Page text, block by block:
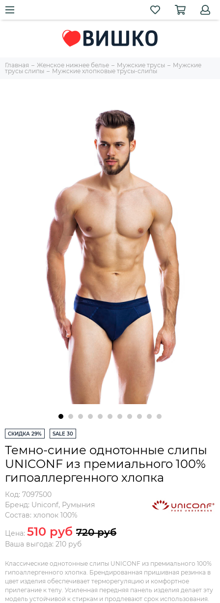
Главная Женское нижнее белье Мужские трусы
Мужские
трусы слипы
Мужские хлопковые трусы-слипы
СКИДКА 29% SALE 30
Темно-синие однотонные слипы
UNICONF из премиального 100%
гипоаллергенного хлопка
Код: 7097500
Бренд: Uniconf, Румыния
Состав: хлопок 100%
Цена: 510 руб 720 руб
Ваша выгода: 210 руб
Классические однотонные слипы UNICONF из премиального 100%
гипоаллергенного хлопка. Брендированная пришивная резинка в
цвет изделия обеспечивает терморегуляцию и комфортное
прилегание к телу. Усиленная передняя панель изделия делает эту
модель устойчивой к стиркам и продлевают срок использования.